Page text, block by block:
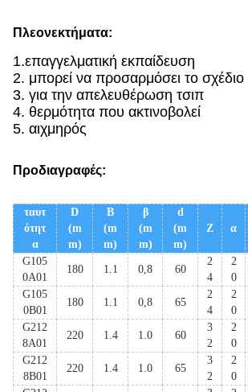
Πλεονεκτήματα:
1.επαγγελματική εκπαίδευση
2. μπορεί να προσαρμόσει το σχέδιο
3. για την απελευθέρωση τσιπ
4. θερμότητα που ακτινοβολεί
5. αιχμηρός
Προδιαγραφές:
ταυτ
ότητ
α
D
(m
m)
B
(m
m)
β
(m
m)
d
(m
m)
Ζ α
G105
0A01
180 1.1 0,8 60
2
4
2
0
G105
0B01
180 1.1 0,8 65
2
4
2
0
G212
8A01
220 1.4 1.0 60
3
2
2
0
G212
8B01
220 1.4 1.0 65
3
2
2
0